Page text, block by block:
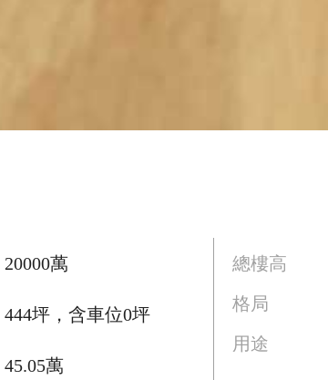
20000萬
444坪，含車位0坪
45.05萬
總樓高
格局
用途